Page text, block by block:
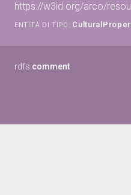
https://w3id.org/arco/
ENTITÀ DI TIPO:
rdfs:comment